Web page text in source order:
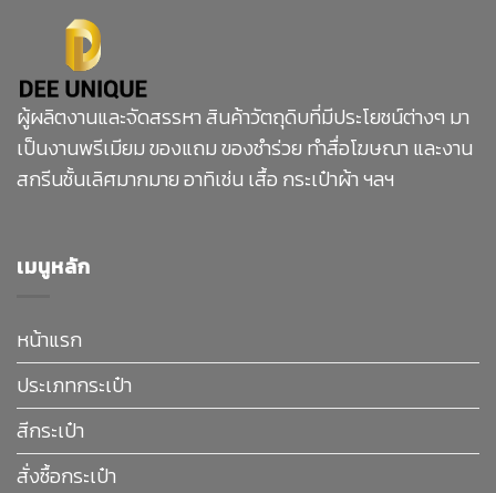
ผู้ผลิตงานและจัดสรรหา สินค้าวัตถุดิบที่มีประโยชน์ต่างๆ มา
เป็นงานพรีเมียม ของแถม ของชำร่วย ทำสื่อโฆษณา และงาน
สกรีนชั้นเลิศมากมาย อาทิเช่น เสื้อ กระเป๋าผ้า ฯลฯ
เมนูหลัก
หน้าแรก
ประเภทกระเป๋า
สีกระเป๋า
สั่งซื้อกระเป๋า